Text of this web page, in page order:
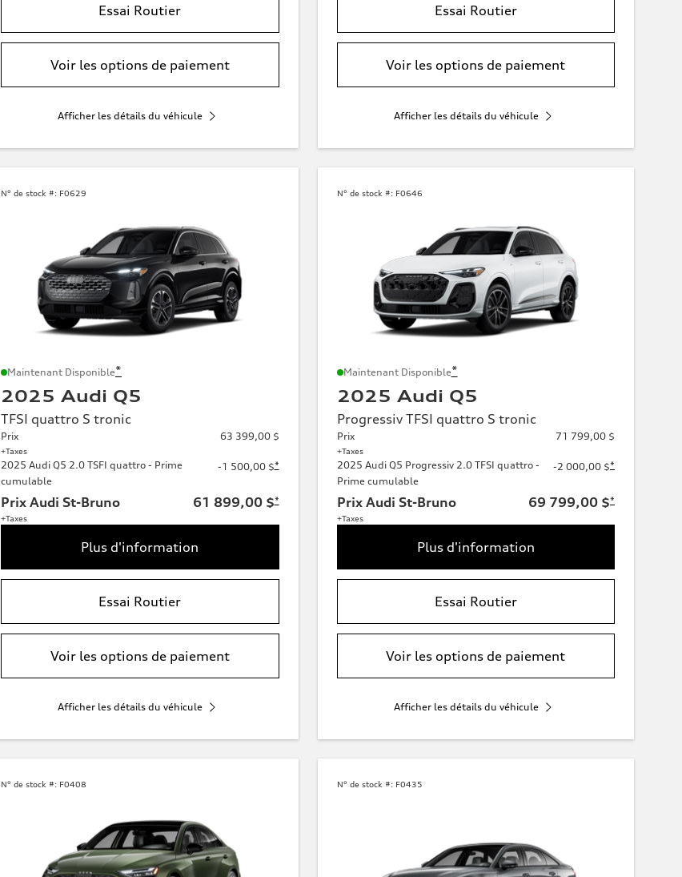
Essai Routier
Voir les options de paiement
Afficher les détails du véhicule
Essai Routier
Voir les options de paiement
Afficher les détails du véhicule
N° de stock #: F0629
Maintenant Disponible*
2025 Audi Q5
TFSI quattro S tronic
Prix
+Taxes
63 399,00 $
2025 Audi Q5 2.0 TSFI quattro - Prime
cumulable
-1 500,00 $*
Prix Audi St-Bruno 61 899,00 $*
+Taxes
Plus d'information
Essai Routier
Voir les options de paiement
Afficher les détails du véhicule
N° de stock #: F0646
Maintenant Disponible*
2025 Audi Q5
Progressiv TFSI quattro S tronic
Prix
+Taxes
71 799,00 $
2025 Audi Q5 Progressiv 2.0 TFSI quattro -
Prime cumulable
-2 000,00 $*
Prix Audi St-Bruno 69 799,00 $*
+Taxes
Plus d'information
Essai Routier
Voir les options de paiement
Afficher les détails du véhicule
N° de stock #: F0408 N° de stock #: F0435